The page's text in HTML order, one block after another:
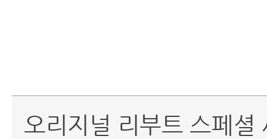
오리지널 리부트 스페셜